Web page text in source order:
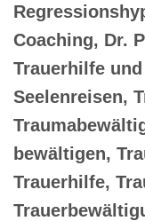
Coaching, Dr.
Trauerhilfe
Seelenreisen,
bewältigen,
Trauerhilfe,